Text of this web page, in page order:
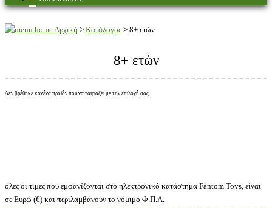
Αρχική > Κατάλογος > 8+ ετών
8+ ετών
Δεν βρέθηκε κανένα προϊόν που να ταιριάζει με την επιλογή σας.
όλες οι τιμές που εμφανίζονται στο ηλεκτρονικό κατάστημα Fantom Toys, είναι
σε Ευρώ (€) και περιλαμβάνουν το νόμιμο Φ.Π.Α.